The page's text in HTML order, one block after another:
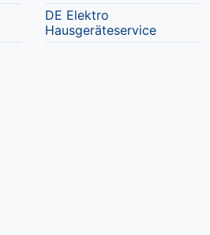
DE Elektro
Hausgeräteservice